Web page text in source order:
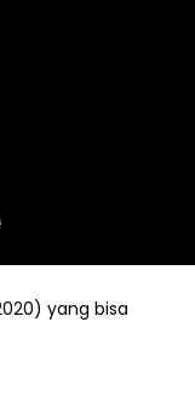
yang bisa